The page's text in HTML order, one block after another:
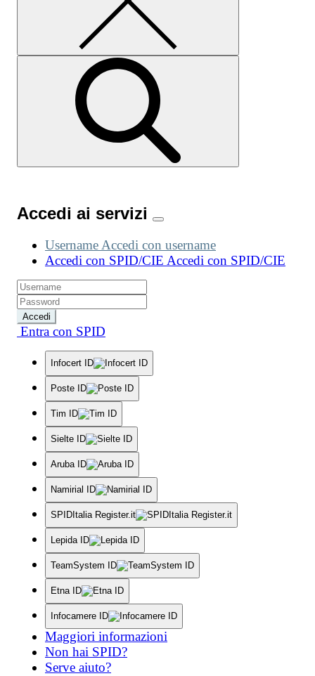
Accedi ai servizi
Username Accedi con username
Accedi con SPID/CIE Accedi con SPID/CIE
Accedi
Entra con SPID
Infocert ID
Poste ID
Tim ID
Sielte ID
Aruba ID
Namirial ID
SPIDItalia Register.it
Lepida ID
TeamSystem ID
Etna ID
Infocamere ID
Maggiori informazioni
Non hai SPID?
Serve aiuto?